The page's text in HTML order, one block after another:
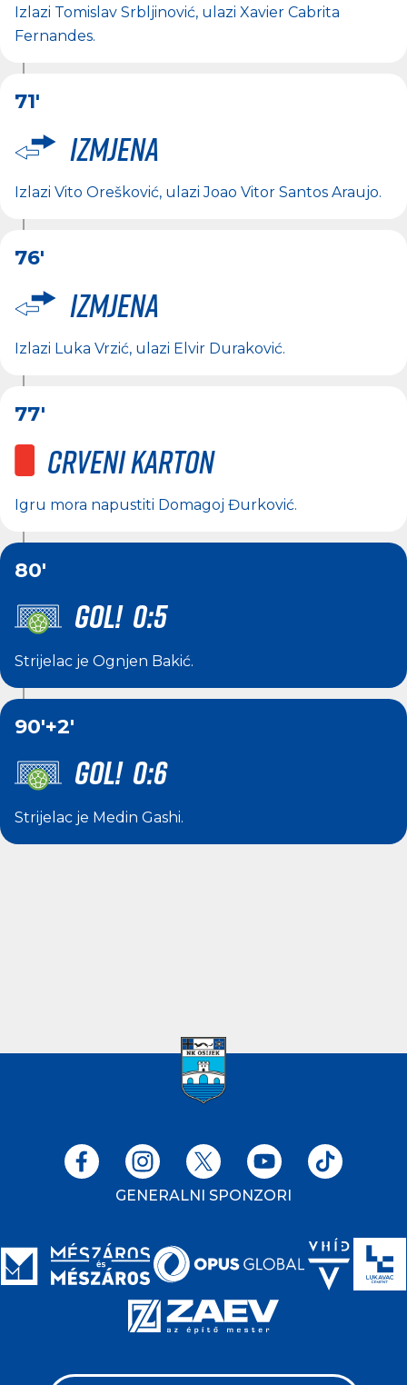
Izlazi Tomislav Srbljinović, ulazi Xavier Cabrita
Fernandes.
71'
Izmjena
Izlazi Vito Orešković, ulaziJoao Vitor Santos Araujo.
76'
Izmjena
Izlazi Luka Vrzić, ulazi Elvir Duraković.
77'
Crveni karton
Igru mora napustiti Domagoj Đurković.
80'
GOL! 0:5
Strijelac je Ognjen Bakić.
90'+2'
GOL! 0:6
Strijelac je Medin Gashi.
GENERALNI SPONZORI